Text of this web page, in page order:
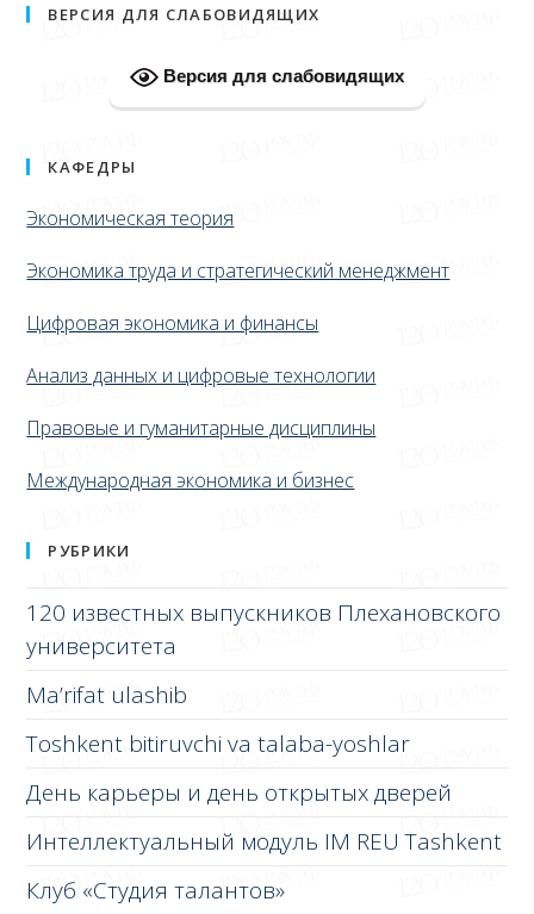
ВЕРСИЯ ДЛЯ СЛАБОВИДЯЩИХ
Версия для слабовидящих
КАФЕДРЫ
Экономическая теория
Экономика труда и стратегический менеджмент
Цифровая экономика и финансы
Анализ данных и цифровые технологии
Правовые и гуманитарные дисциплины
Международная экономика и бизнес
РУБРИКИ
120 известных выпускников Плехановского
университета
Ma’rifat ulashib
Toshkent bitiruvchi va talaba-yoshlar
День карьеры и день открытых дверей
Интеллектуальный модуль IM REU Tashkent
Клуб «Студия талантов»